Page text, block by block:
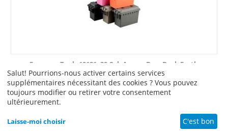
Focus on Tools 10121- 30 Cal. Ammo Box, Dark Earth
[Se connecter pour voir le prix]
CS-Cart - logiciel e-commerce
Salut! Pourrions-nous activer certains services
supplémentaires nécessitant des cookies ? Vous pouvez
toujours modifier ou retirer votre consentement
ultérieurement.
Laisse-moi choisir C'est bon